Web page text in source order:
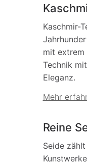
Kaschmir-
mit extrem
Technik
Eleganz.
Mehr
Reine
Seide